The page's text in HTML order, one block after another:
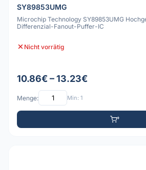
SY89853UMG
Microchip Technology SY89853UMG
Differenzial-Fanout-Puffer-IC
Nicht vorrätig
10.86€ – 13.23€
Menge: Min: 1